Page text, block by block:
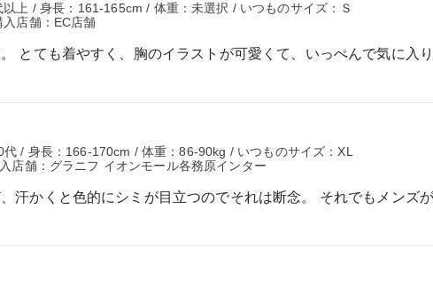
上 / 身長：161-165cm / 体重：未選択 / いつものサイズ：Ｓ
店舗：EC店舗
とても着やすく、胸のイラストが可愛くて、いっぺんで気に入
/ 身長：166-170cm / 体重：86-90kg / いつものサイズ：XL
店舗：グラニフ イオンモール各務原インター
汗かくと色的にシミが目立つのでそれは断念。 それでもメンズ